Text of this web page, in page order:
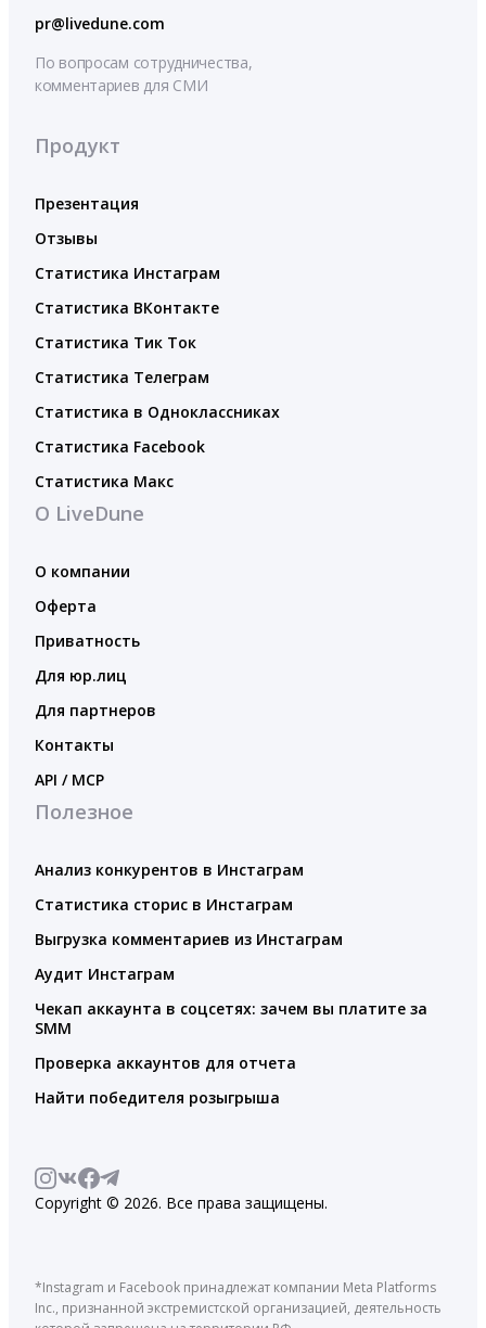
pr@livedune.com
По вопросам сотрудничества,
комментариев для СМИ
Продукт
Презентация
Отзывы
Статистика Инстаграм
Статистика ВКонтакте
Статистика Тик Ток
Статистика Телеграм
Статистика в Одноклассниках
Статистика Facebook
Статистика Макс
О LiveDune
О компании
Оферта
Приватность
Для юр.лиц
Для партнеров
Контакты
API / MCP
Полезное
Анализ конкурентов в Инстаграм
Статистика сторис в Инстаграм
Выгрузка комментариев из Инстаграм
Аудит Инстаграм
Чекап аккаунта в соцсетях: зачем вы платите за
SMM
Проверка аккаунтов для отчета
Найти победителя розыгрыша
Copyright © 2026. Все права защищены.
*Instagram и Facebook принадлежат компании Meta Platforms
Inc., признанной экстремистской организацией, деятельность